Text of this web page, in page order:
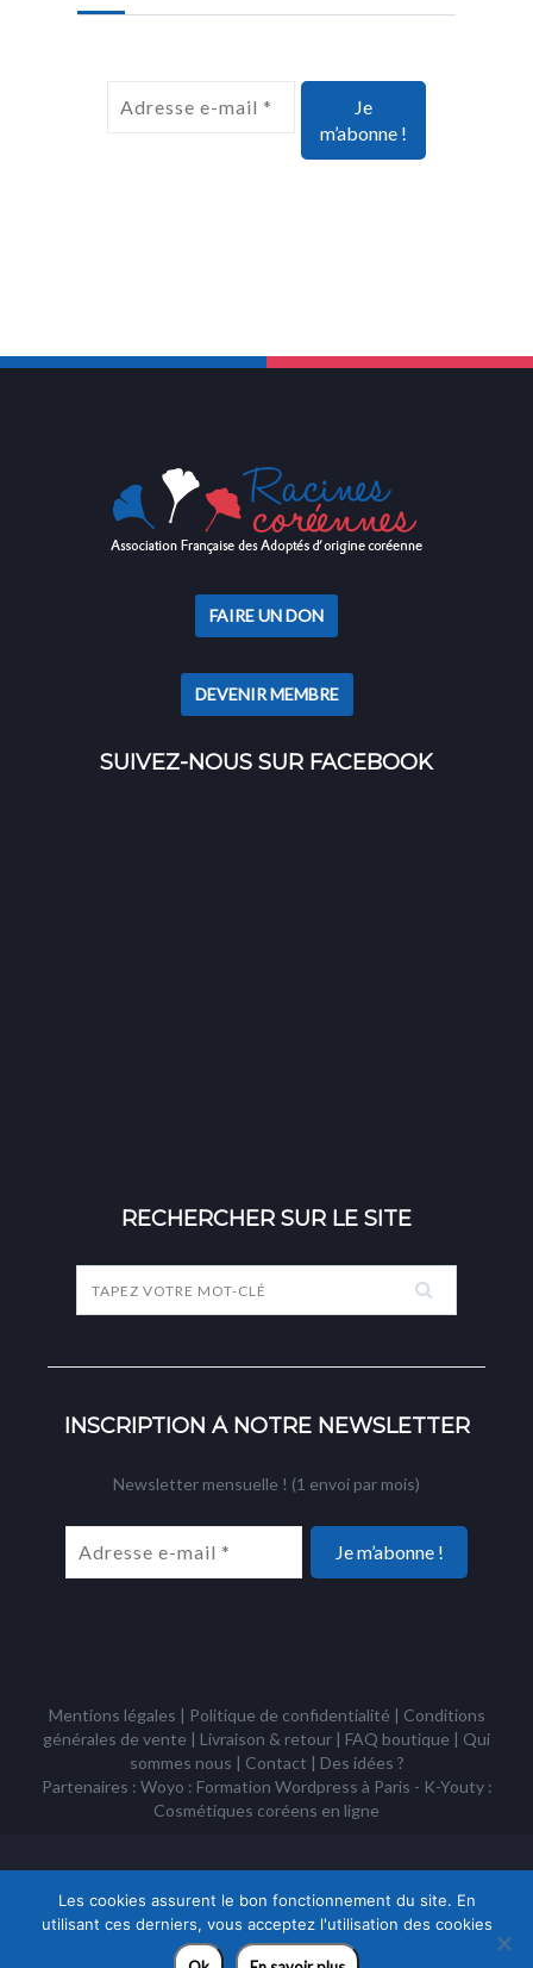
FAIRE UN DON
DEVENIR MEMBRE
SUIVEZ-NOUS SUR FACEBOOK
RECHERCHER SUR LE SITE
INSCRIPTION À NOTRE NEWSLETTER
Newsletter mensuelle ! (1 envoi par mois)
Mentions légales | Politique de confidentialité | Conditions
générales de vente | Livraison & retour | FAQ boutique | Qui
sommes nous | Contact | Des idées ?
Partenaires : Woyo : Formation Wordpress à Paris - K-Youty :
Cosmétiques coréens en ligne
Association à but non lucratif loi 1901
Les cookies assurent le bon fonctionnement du site. En
utilisant ces derniers, vous acceptez l'utilisation des cookies